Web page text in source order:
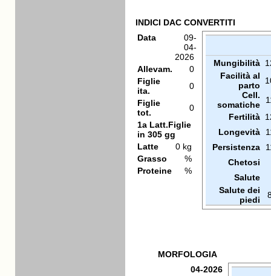
INDICI DAC CONVERTITI
Data
09-
04-
2026
Allevam.
0
Figlie
ita.
0
Figlie
tot.
0
1a Latt.Figlie
in 305 gg
Latte
0 kg
Grasso
%
Proteine
%
Mungibilità
Facilità al
parto
Cell.
somatiche
Fertilità
Longevità
Persistenza
Chetosi
Salute
Salute dei
piedi
MORFOLOGIA
04-2026